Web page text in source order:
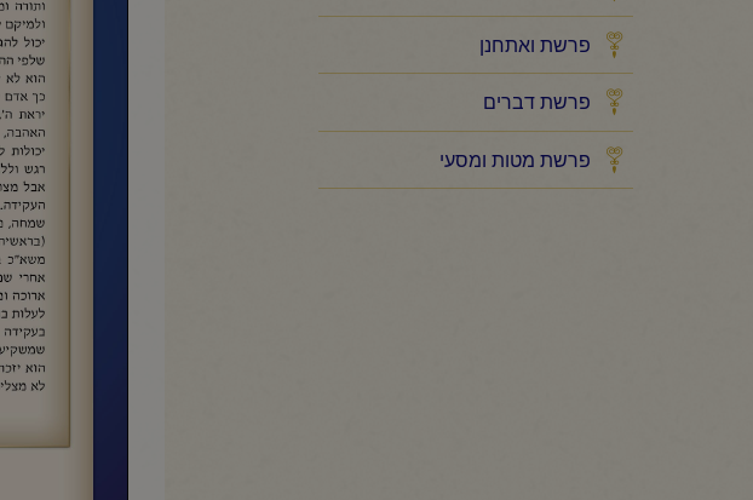
פרשת ואתחנן
פרשת דברים
פרשת מטות ומסעי